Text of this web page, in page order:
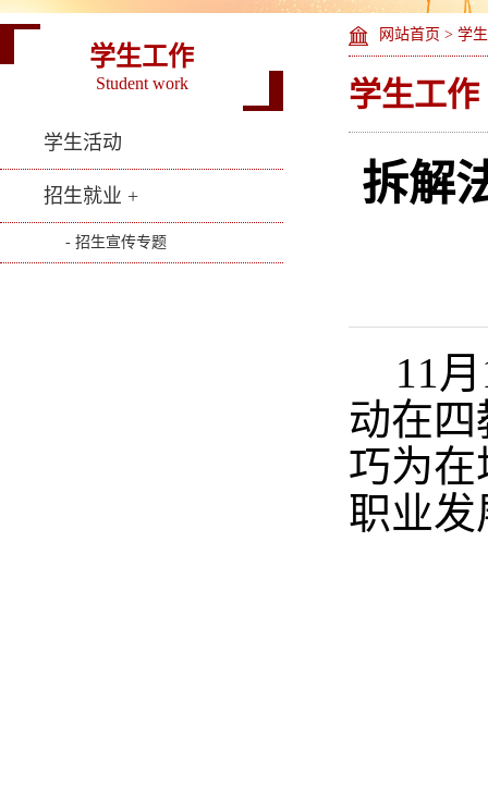
学生工作
Student work
学生活动
招生就业 +
- 招生宣传专题
网站首页 > 学
学生工作
拆解
11
动在
巧为
职业